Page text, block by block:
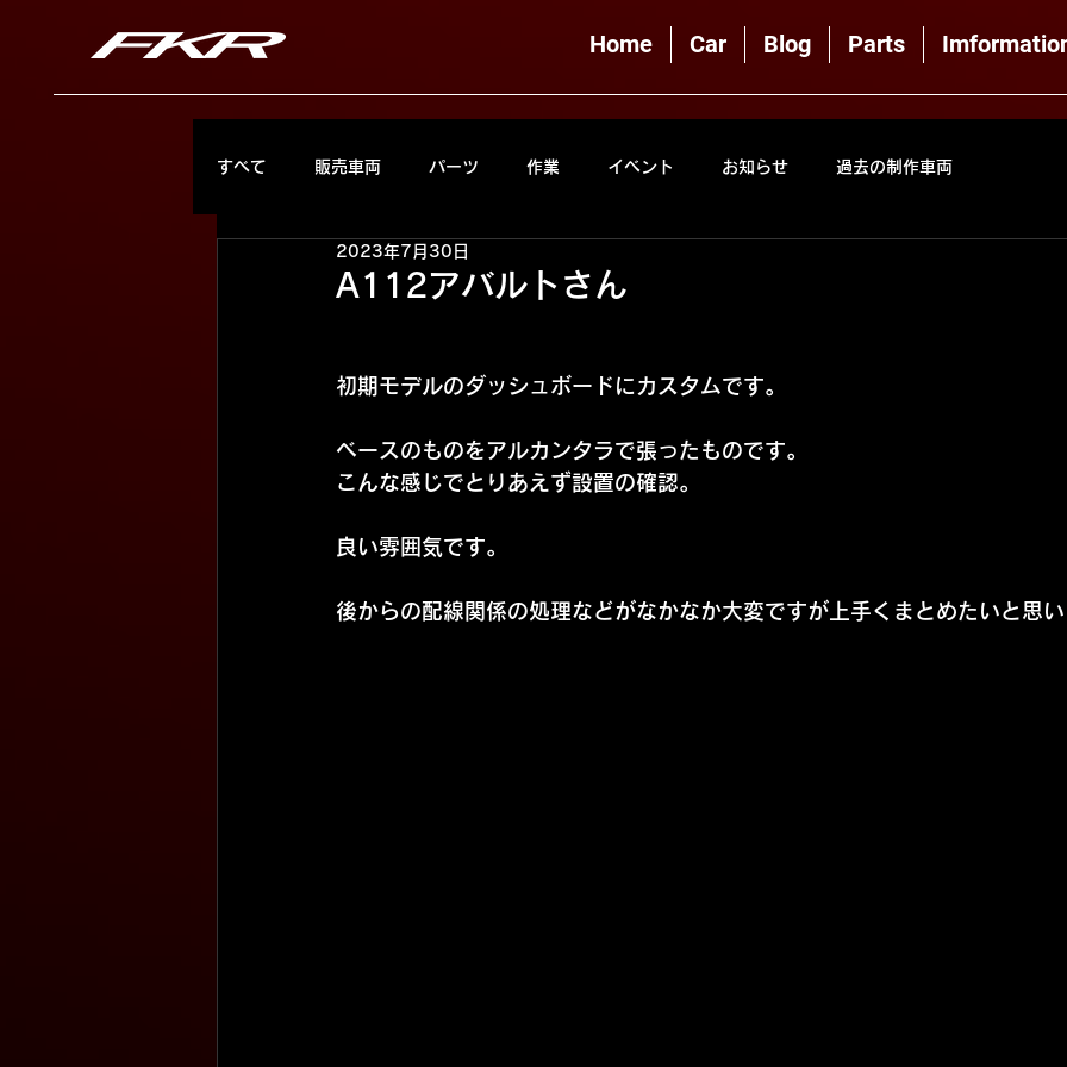
Home Car Blog Parts
すべて 販売車両 パーツ 作業 イベント お知らせ 過去の制作車両
A112アバルトさん
2023年7月30日
初期モデルのダッシュボードにカスタムです。
ベースのものをアルカンタラで張ったものです。
こんな感じでとりあえず設置の確認。
良い雰囲気です。
後からの配線関係の処理などがなかなか大変ですが上手くまとめたいと思